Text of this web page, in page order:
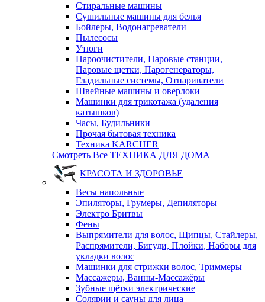
Стиральные машины
Сушильные машины для белья
Бойлеры, Водонагреватели
Пылесосы
Утюги
Пароочистители, Паровые станции,
Паровые щетки, Парогенераторы,
Гладильные системы, Отпариватели
Швейные машины и оверлоки
Машинки для трикотажа (удаления
катышков)
Часы, Будильники
Прочая бытовая техника
Техника KARCHER
Смотреть Все ТЕХНИКА ДЛЯ ДОМА
КРАСОТА И ЗДОРОВЬЕ
Весы напольные
Эпиляторы, Грумеры, Депиляторы
Электро Бритвы
Фены
Выпрямители для волос, Щипцы, Стайлеры,
Распрямители, Бигуди, Плойки, Наборы для
укладки волос
Машинки для стрижки волос, Триммеры
Массажеры, Ванны-Массажёры
Зубные щётки электрические
Солярии и сауны для лица